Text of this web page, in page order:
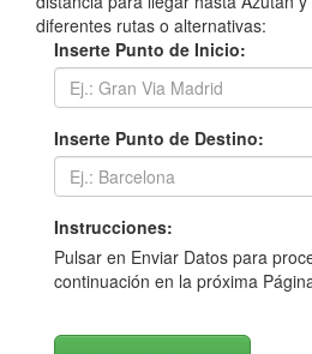
diferentes rutas o alternativas:
Inserte Punto de Inicio:
Inserte Punto de Destino:
Instrucciones:
Pulsar en Enviar Datos para
continuación en la próxima